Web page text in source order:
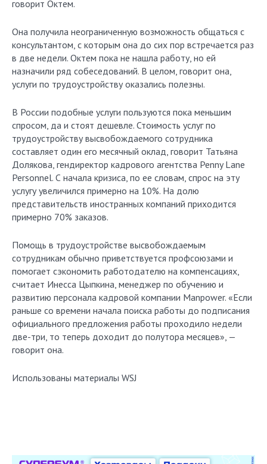
говорит Октем.
Она получила неограниченную возможность общаться с
консультантом, с которым она до сих пор встречается раз
в две недели. Октем пока не нашла работу, но ей
назначили ряд собеседований. В целом, говорит она,
услуги по трудоустройству оказались полезны.
В России подобные услуги пользуются пока меньшим
спросом, да и стоят дешевле. Стоимость услуг по
трудоустройству высвобождаемого сотрудника
составляет один его месячный оклад, говорит Татьяна
Долякова, гендиректор кадрового агентства Penny Lane
Personnel. С начала кризиса, по ее словам, спрос на эту
услугу увеличился примерно на 10%. На долю
представительств иностранных компаний приходится
примерно 70% заказов.
Помощь в трудоустройстве высвобождаемым
сотрудникам обычно приветствуется профсоюзами и
помогает сэкономить работодателю на компенсациях,
считает Инесса Цыпкина, менеджер по обучению и
развитию персонала кадровой компании Manpower. «Если
раньше со времени начала поиска работы до подписания
официального предложения работы проходило недели
две-три, то теперь доходит до полутора месяцев», —
говорит она.
Использованы материалы WSJ